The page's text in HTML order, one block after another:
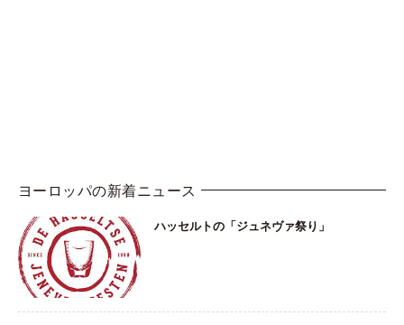
ヨーロッパの新着ニュース
ハッセルトの「ジュネヴァ祭り」